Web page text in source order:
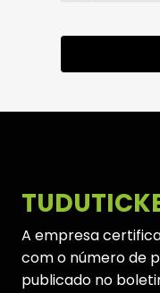
A empresa
com o número de
publicado no